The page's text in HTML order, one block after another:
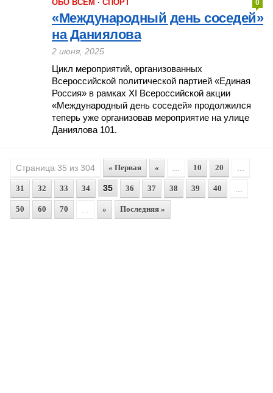
ОБО ВСЁМ · СПОРТ 0
«Международный день соседей»
на Даниялова
2 июня, 2025
Цикл мероприятий, организованных
Всероссийской политической партией «Единая
Россия» в рамках XI Всероссийской акции
«Международный день соседей» продолжился
теперь уже организовав мероприятие на улице
Даниялова 101.
Страница 35 из 304 « Первая « 10 20
31 32 33 34 35 36 37 38 39 40
50 60 70 » Последняя »